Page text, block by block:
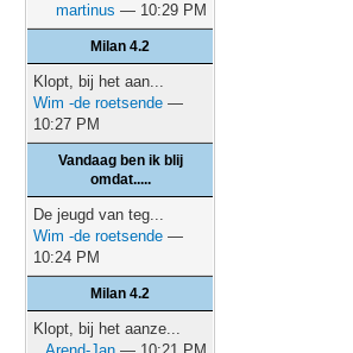
martinus — 10:29 PM
Milan 4.2
Klopt, bij het aan...
Wim -de roetsende —
10:27 PM
Vandaag ben ik blij
omdat.....
De jeugd van teg...
Wim -de roetsende —
10:24 PM
Milan 4.2
Klopt, bij het aanze...